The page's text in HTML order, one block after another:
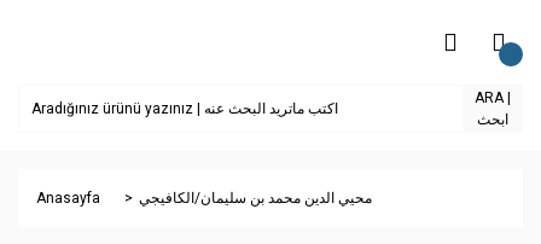
ARA |
ابحث
Anasayfa محيي الدين محمد بن سليمان/الكافيجي